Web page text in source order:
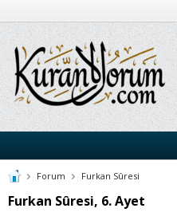
Forum Furkan Sûresi
Furkan Sûresi, 6. Ayet